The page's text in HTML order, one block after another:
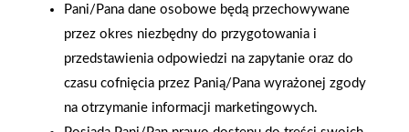
Pani/Pana dane osobowe będą przechowywane
przez okres niezbędny do przygotowania i
przedstawienia odpowiedzi na zapytanie oraz do
czasu cofnięcia przez Panią/Pana wyrażonej zgody
na otrzymanie informacji marketingowych.